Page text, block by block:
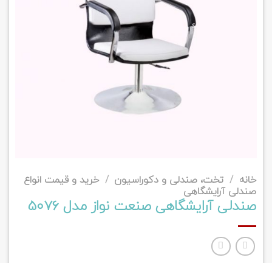
خانه / تخت، صندلی و دکوراسیون / خرید و قیمت انواع
صندلی آرایشگاهی
صندلی آرایشگاهی صنعت نواز مدل 5076